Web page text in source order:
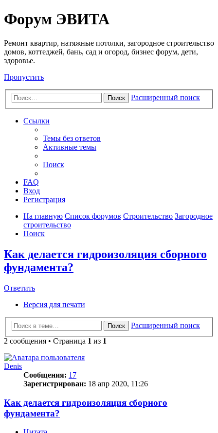
Регистрация
Форум ЭВИТА
Ремонт квартир, натяжные потолки, загородное строительство
домов, коттеджей, бань, сад и огород, бизнес форум, дети,
здоровье.
Пропустить
Поиск Расширенный поиск
Ссылки
Темы без ответов
Активные темы
Поиск
FAQ
Вход
Регистрация
На главную Список форумов Строительство Загородное
строительство
Поиск
Как делается гидроизоляция сборного
фундамента?
Ответить
Ответить
Версия для печати
Поиск
Расширенный поиск
2 сообщения • Страница 1 из 1
Denis
Сообщения: 17
Зарегистрирован: 18 апр 2020, 11:26
Как делается гидроизоляция сборного
фундамента?